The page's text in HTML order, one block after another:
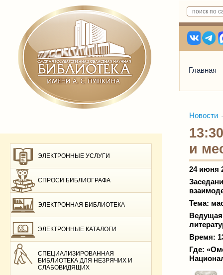
Главная
ЭЛЕКТРОННЫЕ УСЛУГИ
СПРОСИ БИБЛИОГРАФА
ЭЛЕКТРОННАЯ БИБЛИОТЕКА
ЭЛЕКТРОННЫЕ КАТАЛОГИ
СПЕЦИАЛИЗИРОВАННАЯ
БИБЛИОТЕКА ДЛЯ НЕЗРЯЧИХ И
СЛАБОВИДЯЩИХ
Новости
и
24 июня
Тема:
Ведущая
Время:
Где: